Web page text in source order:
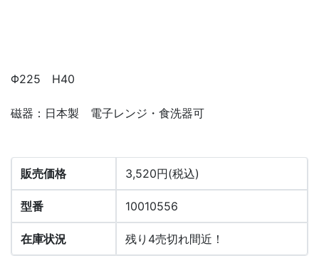
Φ225 H40
磁器：日本製 電子レンジ・食洗器可
販売価格 3,520円(税込)
型番 10010556
在庫状況 残り4売切れ間近！